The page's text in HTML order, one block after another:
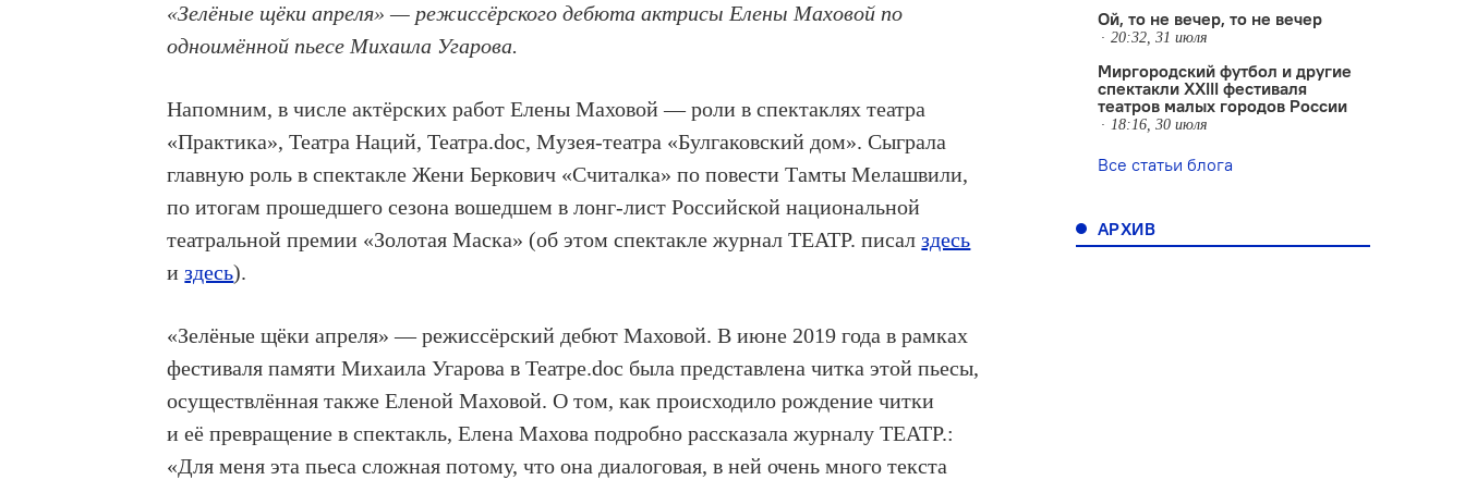
«Зелёные щёки апреля» — режиссёрского дебюта актрисы Елены Маховой по
одноимённой пьесе Михаила Угарова.
Напомним, в числе актёрских работ Елены Маховой — роли в спектаклях театра
«Практика», Театра Наций, Театра.doc, Музея-театра «Булгаковский дом». Сыграла
главную роль в спектакле Жени Беркович «Считалка» по повести Тамты Мелашвили,
по итогам прошедшего сезона вошедшем в лонг-лист Российской национальной
театральной премии «Золотая Маска» (об этом спектакле журнал ТЕАТР. писалздесь
издесь).
«Зелёные щёки апреля» — режиссёрский дебют Маховой. В июне 2019 года в рамках
фестиваля памяти Михаила Угарова в Театре.doc была представлена читка этой пьесы,
осуществлённая также Еленой Маховой. О том, как происходило рождение читки
и её превращение в спектакль, Елена Махова подробно рассказала журналу ТЕАТР.:
«Для меня эта пьеса сложная потому, что она диалоговая, в ней очень много текста
Ой, то не вечер, то не вечер
20:32, 31 июля
Миргородский футбол и другие
спектакли XXIII фестиваля
театров малых городов России
18:16, 30 июля
Все статьи блога
АРХИВ